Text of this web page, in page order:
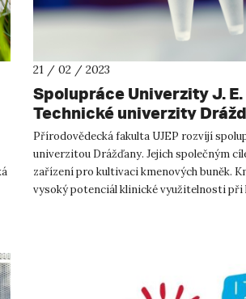
21 / 02 / 2023
Spolupráce Univerzity J.
Technické univerzity
biomedicínském výzkumu
Přírodovědecká fakulta UJEP rozvíjí
univerzitou Drážďany. Jejich společným
zařízení pro kultivaci kmenových buněk.
vysoký potenciál klinické využitelnosti při